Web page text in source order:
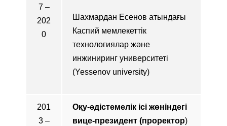
7 –
202
0
Шахмардан Есенов атындағы
Каспий мемлекеттік
технологиялар және
инжиниринг университеті
(Yessenov university)
201
3 –
Оқу-әдістемелік ісі жөніндегі
вице-президент (проректор)